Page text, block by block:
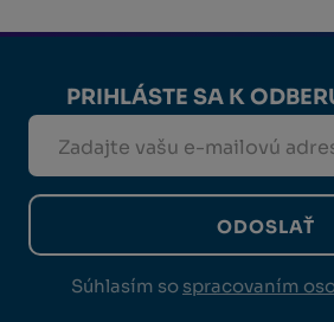
PRIHLÁSTE SA K
ODOSLAŤ
Súhlasím so spracovaním